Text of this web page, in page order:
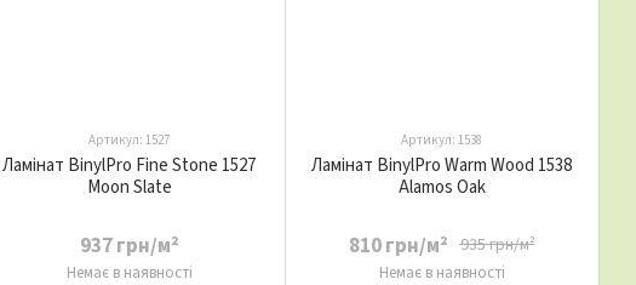
Артикул: 1527
Ламінат BinylPro Fine Stone 1527
Moon Slate
937 грн/м²
Немає в наявності
Артикул: 1538
Ламінат BinylPro Warm Wood 1538
Alamos Oak
935 грн/м²
810 грн/м²
Немає в наявності